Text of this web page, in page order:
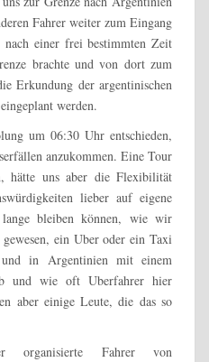
Fahrer weiter zum Eingang
nach einer frei bestimmten Zeit
brachte und von dort zum
Erkundung der argentinischen
werden.
um 06:30 Uhr entschieden,
anzukommen. Eine Tour
hätte uns aber die Flexibilität
lieber auf eigene
bleiben können, wie wir
ein Uber oder ein Taxi
in Argentinien mit einem
und wie oft Uberfahrer hier
aber einige Leute, die das so
organisierte Fahrer von